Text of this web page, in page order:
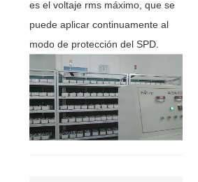
es el voltaje rms máximo, que se
puede aplicar continuamente al
modo de protección del SPD.